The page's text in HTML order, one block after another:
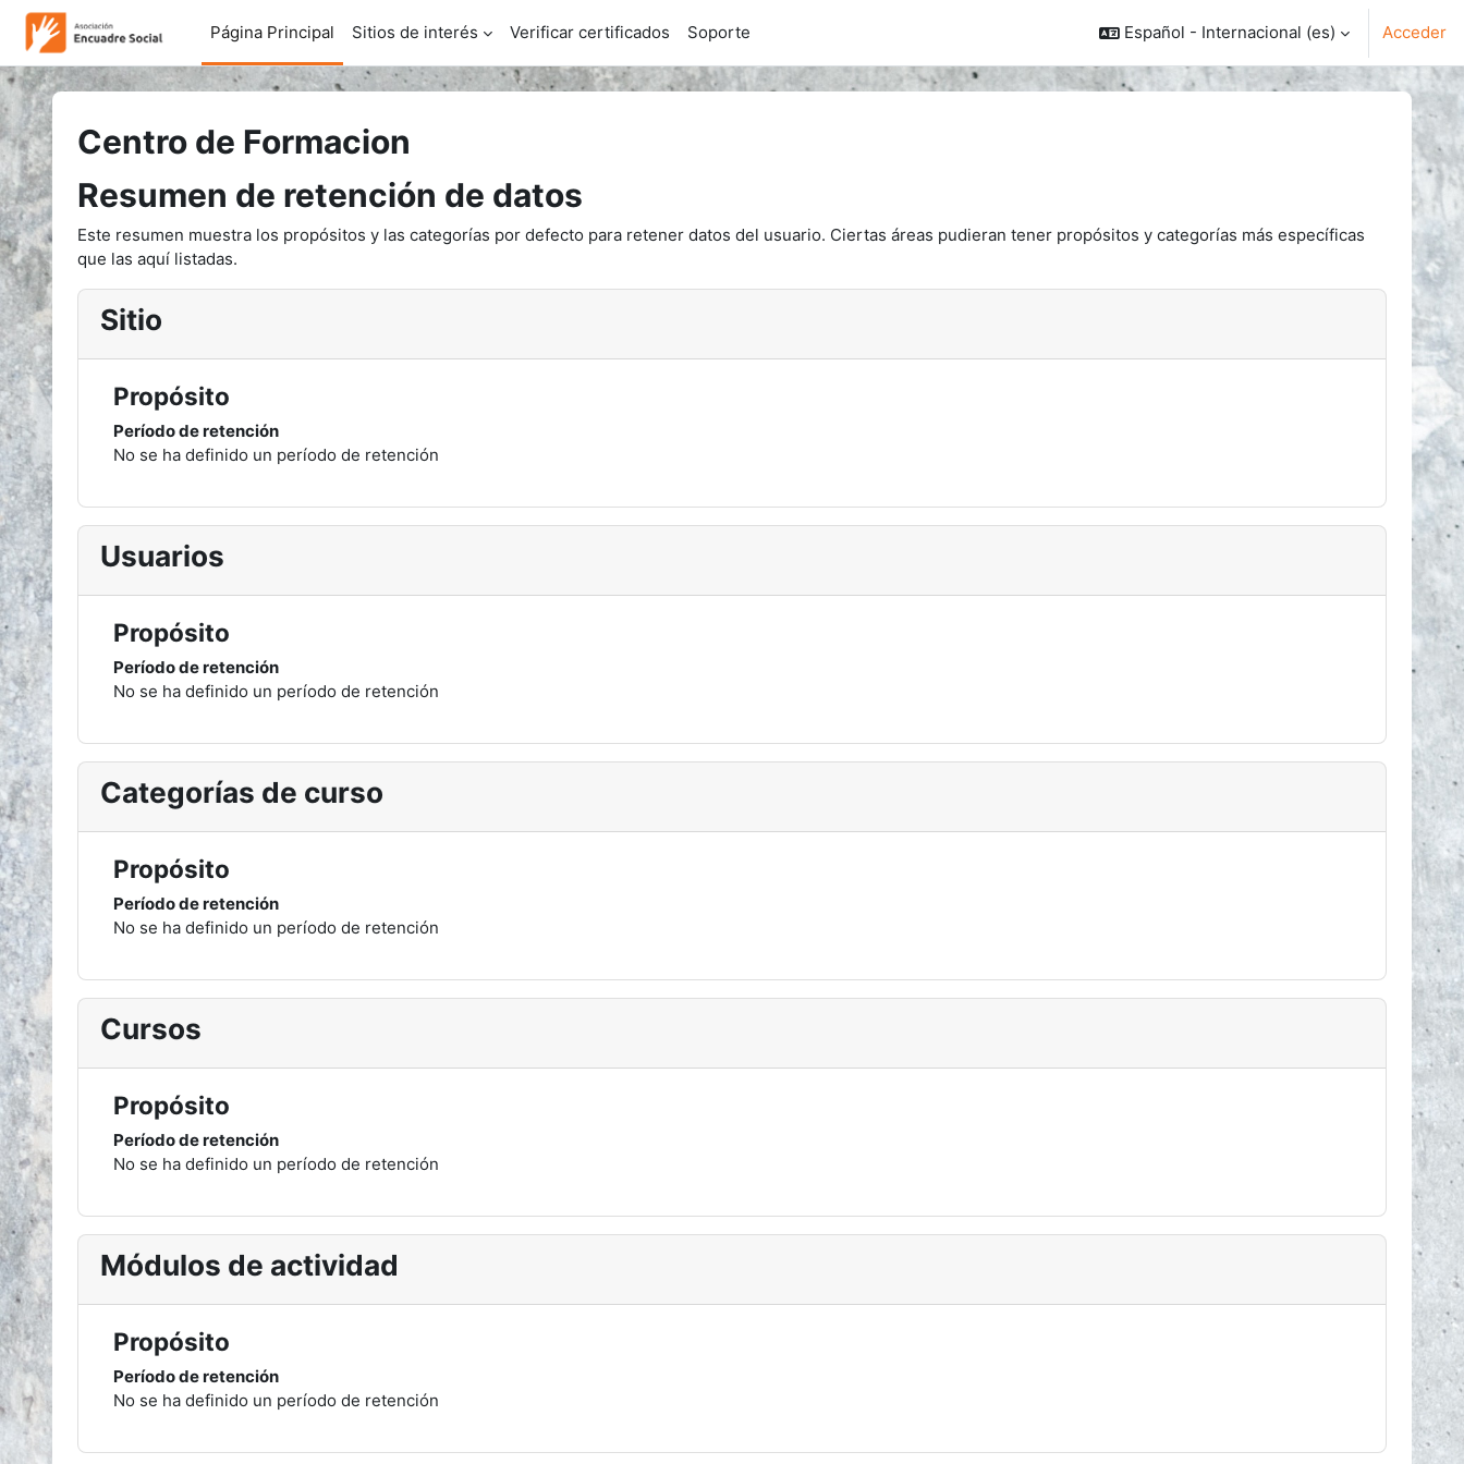
Salta al contenido principal
Página Principal
Sitios de interés Verificar certificados Soporte Español - Internacional ‎(es)‎ Acceder
Centro de Formacion
Resumen de retención de datos
Este resumen muestra los propósitos y las categorías por defecto para retener datos del usuario. Ciertas áreas pudieran tener propósitos y categorías más específicas
que las aquí listadas.
Sitio
Propósito
Período de retención
No se ha definido un período de retención
Usuarios
Propósito
Período de retención
No se ha definido un período de retención
Categorías de curso
Propósito
Período de retención
No se ha definido un período de retención
Cursos
Propósito
Período de retención
No se ha definido un período de retención
Módulos de actividad
Propósito
Período de retención
No se ha definido un período de retención